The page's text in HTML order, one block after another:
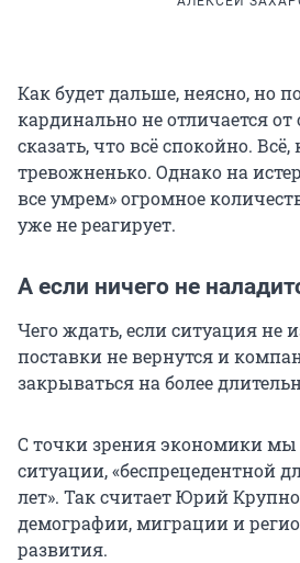
Как будет дальше, неясно, но
кардинально не отличается
сказать, что всё спокойно. Всё,
тревожненько. Однако на
все умрем» огромное
уже не реагирует.
А если ничего не
Чего ждать, если ситуация не
поставки не вернутся и
закрываться на более
С точки зрения экономики мы
ситуации, «беспрецедентной
лет». Так считает Юрий
демографии, миграции и
развития.